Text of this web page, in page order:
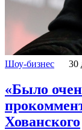
Шоу-бизнес 30
«Было
Хованского